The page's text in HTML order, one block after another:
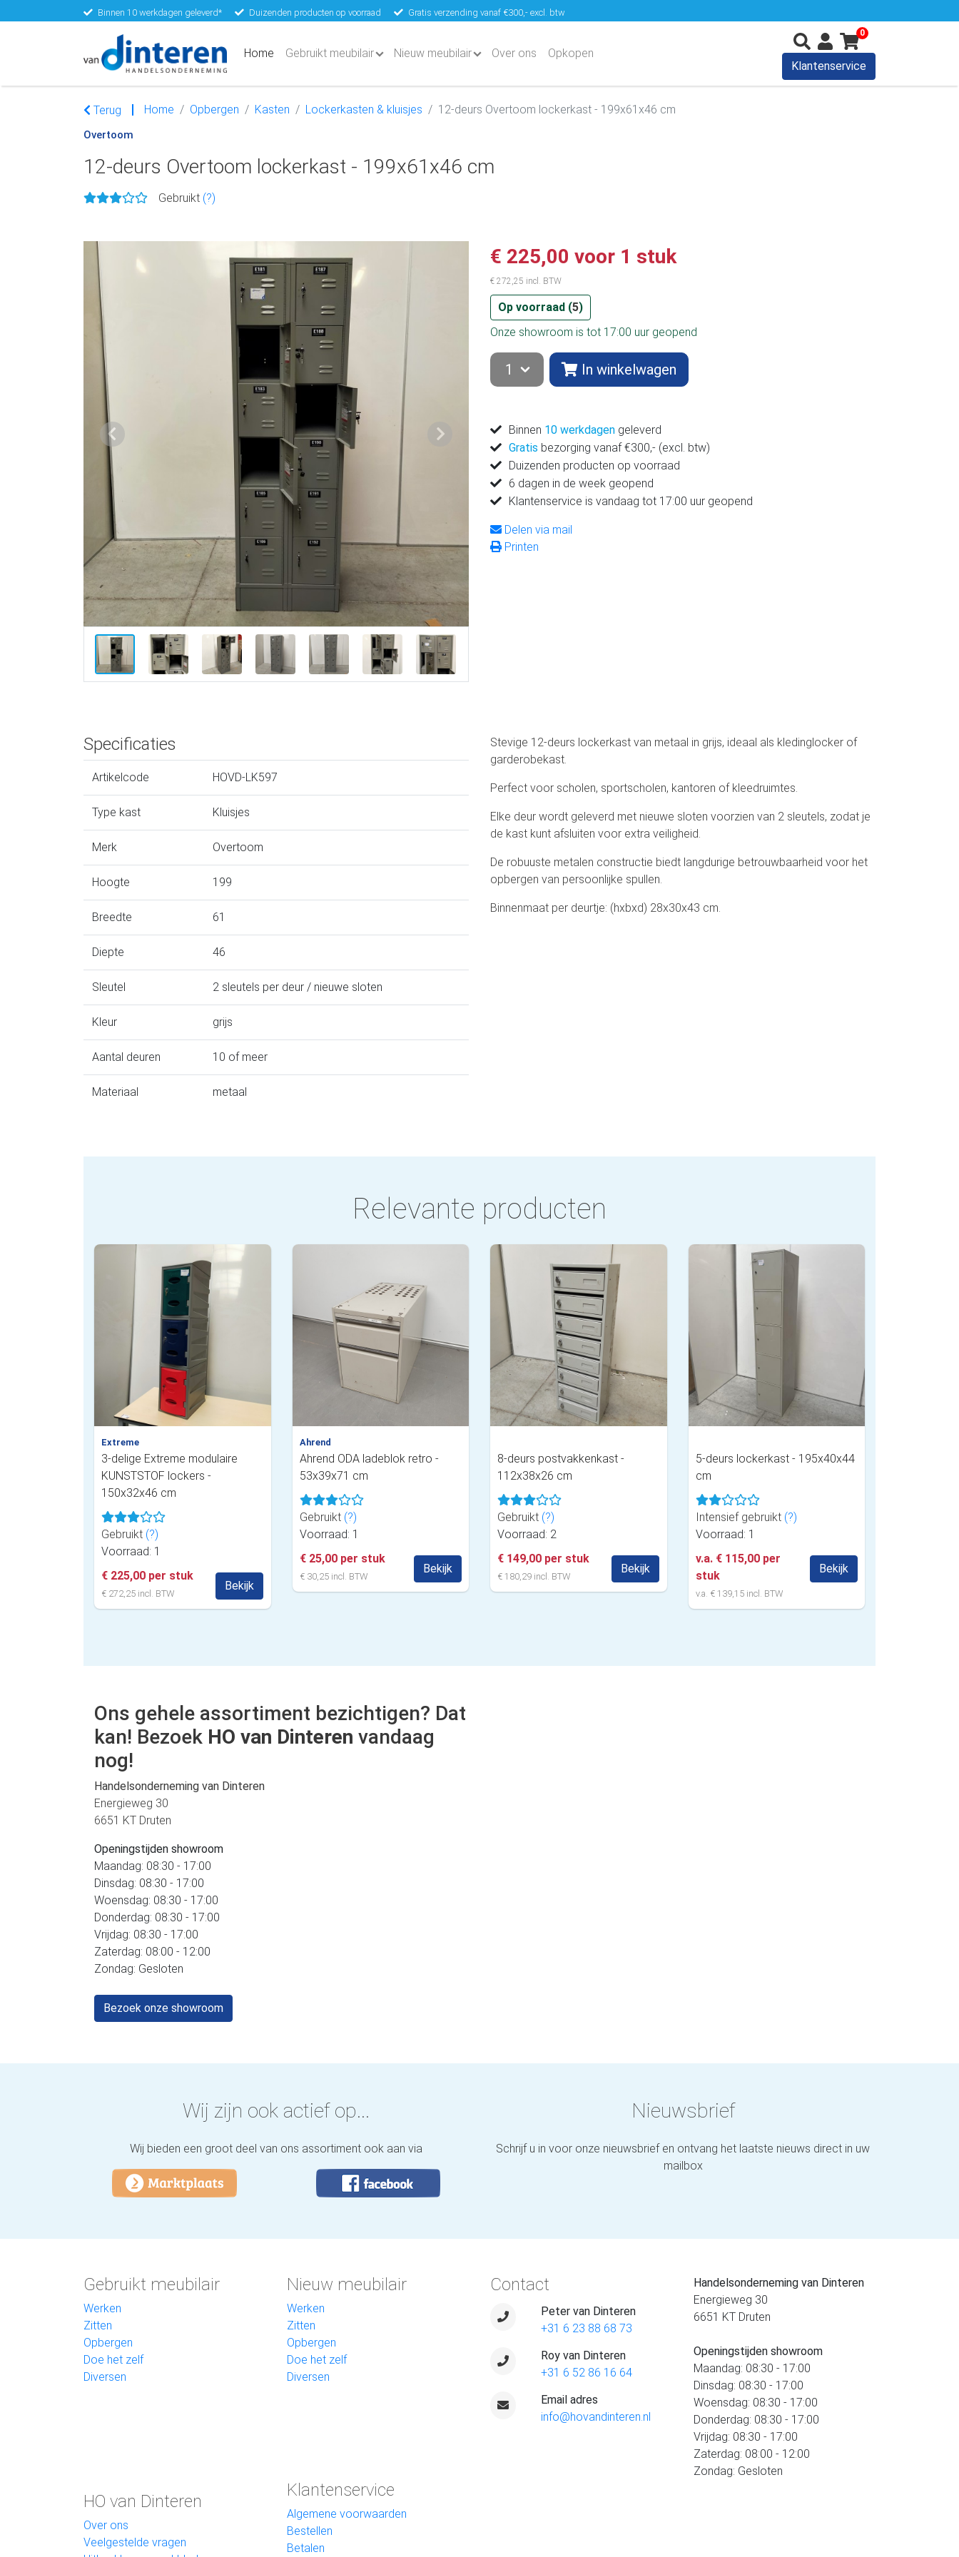
Binnen 10 werkdagen geleverd* Duizenden producten op voorraad Gratis verzending vanaf €300,- excl. btw
Home (current)
Gebruikt meubilair Nieuw meubilair Over ons Opkopen
0
Klantenservice
Terug Home Opbergen Kasten Lockerkasten & kluisjes 12-deurs Overtoom lockerkast - 199x61x46 cm
Overtoom
12-deurs Overtoom lockerkast - 199x61x46 cm
Gebruikt (?)
Vorige Volgende
€ 225,00 voor 1 stuk
€ 272,25 incl. BTW
Op voorraad (5)
Onze showroom is tot 17:00 uur geopend
In winkelwagen
Binnen 10 werkdagen geleverd
Gratis bezorging vanaf €300,- (excl. btw)
Duizenden producten op voorraad
6 dagen in de week geopend
Klantenservice is vandaag tot 17:00 uur geopend
Delen via mail
Printen
Stevige 12-deurs lockerkast van metaal in grijs, ideaal als kledinglocker of
garderobekast.
Perfect voor scholen, sportscholen, kantoren of kleedruimtes.
Elke deur wordt geleverd met nieuwe sloten voorzien van 2 sleutels, zodat je
de kast kunt afsluiten voor extra veiligheid.
De robuuste metalen constructie biedt langdurige betrouwbaarheid voor het
opbergen van persoonlijke spullen.
Binnenmaat per deurtje: (hxbxd) 28x30x43 cm.
Specificaties
Artikelcode HOVD-LK597
Type kast Kluisjes
Merk Overtoom
Hoogte 199
Breedte 61
Diepte 46
Sleutel 2 sleutels per deur / nieuwe sloten
Kleur grijs
Aantal deuren 10 of meer
Materiaal metaal
Relevante producten
Extreme
3-delige Extreme modulaire
KUNSTSTOF lockers -
150x32x46 cm
Gebruikt (?)
Voorraad: 1
€ 225,00 per stuk
€ 272,25 incl. BTW
Bekijk
Ahrend
Ahrend ODA ladeblok retro -
53x39x71 cm
Gebruikt (?)
Voorraad: 1
€ 25,00 per stuk
€ 30,25 incl. BTW
Bekijk
8-deurs postvakkenkast -
112x38x26 cm
Gebruikt (?)
Voorraad: 2
€ 149,00 per stuk
€ 180,29 incl. BTW
Bekijk
5-deurs lockerkast - 195x40x44
cm
Intensief gebruikt (?)
Voorraad: 1
v.a. € 115,00 per
stuk
v.a. € 139,15 incl. BTW
Bekijk
Ons gehele assortiment bezichtigen? Dat
kan! Bezoek HO van Dinteren vandaag
nog!
Handelsonderneming van Dinteren
Energieweg 30
6651 KT Druten
Openingstijden showroom
Maandag: 08:30 - 17:00
Dinsdag: 08:30 - 17:00
Woensdag: 08:30 - 17:00
Donderdag: 08:30 - 17:00
Vrijdag: 08:30 - 17:00
Zaterdag: 08:00 - 12:00
Zondag: Gesloten
Bezoek onze showroom
Wij zijn ook actief op...
Wij bieden een groot deel van ons assortiment ook aan via
Nieuwsbrief
Schrijf u in voor onze nieuwsbrief en ontvang het laatste nieuws direct in uw
mailbox
Gebruikt meubilair
Werken
Zitten
Opbergen
Doe het zelf
Diversen
Nieuw meubilair
Werken
Zitten
Opbergen
Doe het zelf
Diversen
Contact
Peter van Dinteren
+31 6 23 88 68 73
Roy van Dinteren
+31 6 52 86 16 64
Email adres
info@hovandinteren.nl
Handelsonderneming van Dinteren
Energieweg 30
6651 KT Druten
Openingstijden showroom
Maandag: 08:30 - 17:00
Dinsdag: 08:30 - 17:00
Woensdag: 08:30 - 17:00
Donderdag: 08:30 - 17:00
Vrijdag: 08:30 - 17:00
Zaterdag: 08:00 - 12:00
Zondag: Gesloten
HO van Dinteren
Over ons
Veelgestelde vragen
Klantenservice
Algemene voorwaarden
Bestellen
Betalen